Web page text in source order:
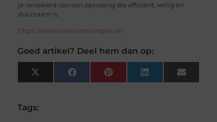
je verzekerd van een oplossing die efficiënt, veilig en
duurzaam is.
https://elektricienamerongen.nl/
Goed artikel? Deel hem dan op:
X
(Twitter)
FacebookPinterest LinkedIn Email
Tags: